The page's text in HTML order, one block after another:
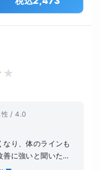
★
性 / 4.0
り、体のラインも
に強いと聞いた
た。トレーナーの